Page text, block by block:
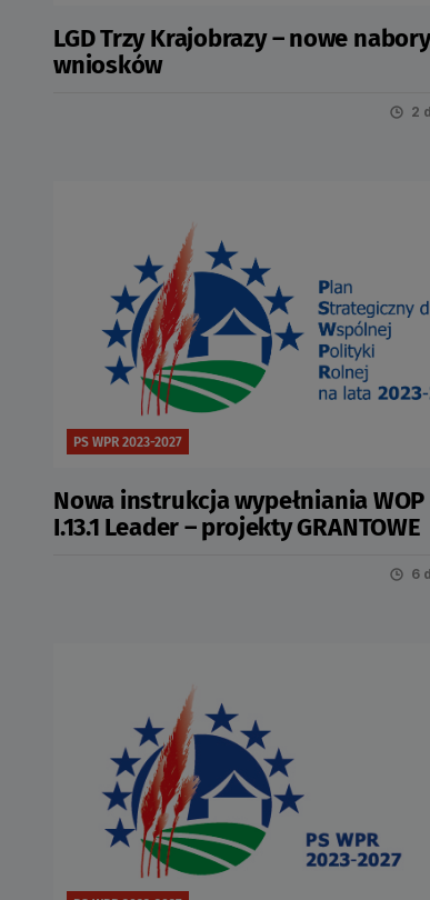
LGD Trzy Krajobrazy – nowe nabory
wniosków
2
PS WPR 2023-2027
Nowa instrukcja wypełniania
I.13.1 Leader – projekty GRANTOWE
6